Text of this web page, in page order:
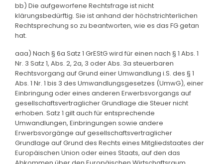
bb) Die aufgeworfene Rechtsfrage ist nicht
klärungsbedürftig. Sie ist anhand der höchstrichterlichen
Rechtsprechung so zu beantworten, wie es das FG getan
hat.
aaa) Nach § 6a Satz 1 GrEStG wird für einen nach § 1 Abs. 1
Nr. 3 Satz 1, Abs. 2, 2a, 3 oder Abs. 3a steuerbaren
Rechtsvorgang auf Grund einer Umwandlung i.S. des § 1
Abs. 1 Nr. 1 bis 3 des Umwandlungsgesetzes (UmwG), einer
Einbringung oder eines anderen Erwerbsvorgangs auf
gesellschaftsvertraglicher Grundlage die Steuer nicht
erhoben. Satz 1 gilt auch für entsprechende
Umwandlungen, Einbringungen sowie andere
Erwerbsvorgänge auf gesellschaftsvertraglicher
Grundlage auf Grund des Rechts eines Mitgliedstaates der
Europäischen Union oder eines Staats, auf den das